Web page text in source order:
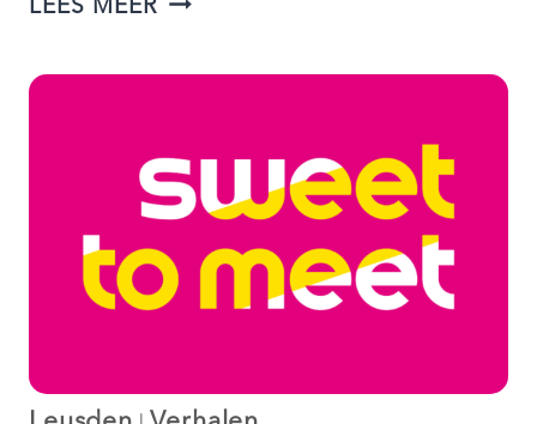
LEES MEER
EINDFEEST
1